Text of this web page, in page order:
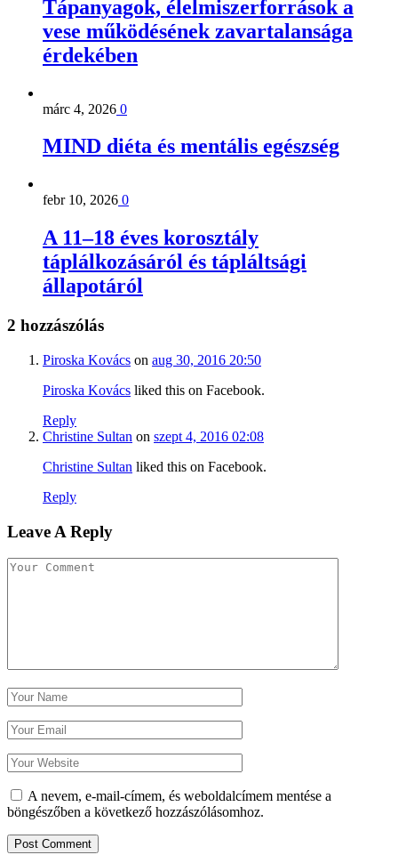
Tápanyagok, élelmiszerforrások a
vese működésének zavartalansága
érdekében
márc 4, 2026 0
MIND diéta és mentális egészség
febr 10, 2026 0
A 11–18 éves korosztály
táplálkozásáról és tápláltsági
állapotáról
2 hozzászólás
Piroska Kovács on aug 30, 2016 20:50
Piroska Kovács liked this on Facebook.
Reply
Christine Sultan on szept 4, 2016 02:08
Christine Sultan liked this on Facebook.
Reply
Leave A Reply
A nevem, e-mail-címem, és weboldalcímem mentése a
böngészőben a következő hozzászólásomhoz.